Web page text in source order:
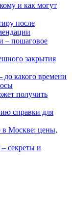
и как могут
после
– пошаговое
закрытия
до какого времени
получить
справки для
в Москве: цены,
– секреты и